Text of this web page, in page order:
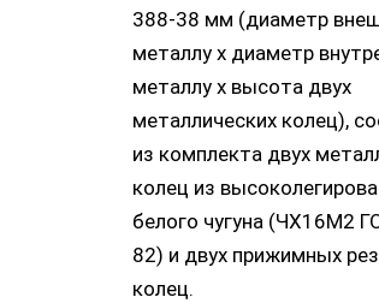
388-38 мм (диаметр
металлу х диаметр
металлу х высота двух
металлических колец),
из комплекта двух
колец из
белого чугуна (ЧХ16М2
82) и двух прижимных
колец.